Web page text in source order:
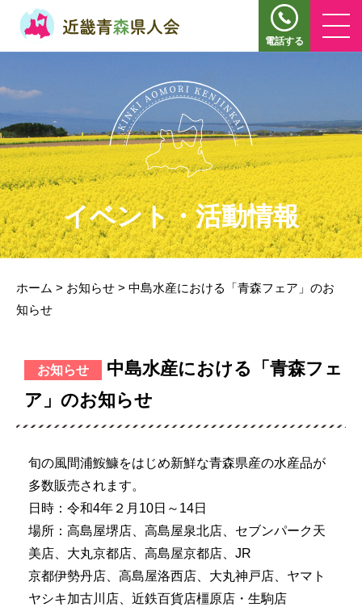
電話する
イベント・活動情報
ホーム > お知らせ > 中島水産における「青森フェア」のお
知らせ
お知らせ
中島水産における「青森フェ
ア」のお知らせ
旬の風間浦鮟鱇をはじめ新鮮な青森県産の水産品が
多数販売されます。
日時：令和4年２月10日～14日
場所：高島屋堺店、高島屋泉北店、セブンパーク天
美店、大丸京都店、高島屋京都店、JR
京都伊勢丹店、高島屋洛西店、大丸神戸店、ヤマト
ヤシキ加古川店、近鉄百貨店橿原店・生駒店